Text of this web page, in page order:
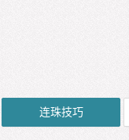
连珠技巧